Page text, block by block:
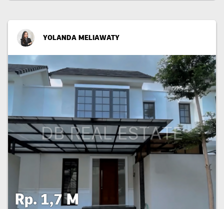
YOLANDA MELIAWATY
Rp. 1,7 M